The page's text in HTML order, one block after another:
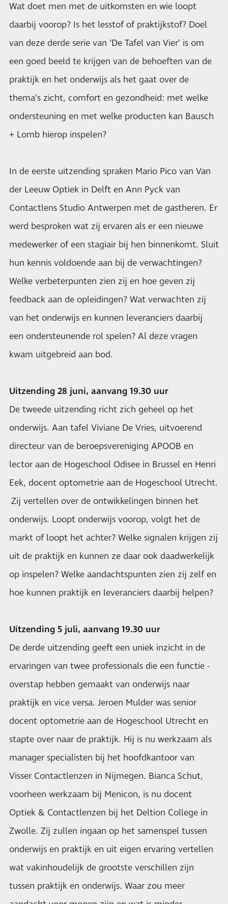
Wat doet men met de uitkomsten en wie loopt
daarbij voorop? Is het lesstof of praktijkstof? Doel
van deze derde serie van ‘De Tafel van Vier’ is om
een goed beeld te krijgen van de behoeften van de
praktijk en het onderwijs als het gaat over de
thema’s zicht, comfort en gezondheid: met welke
ondersteuning en met welke producten kan Bausch
+ Lomb hierop inspelen?
In de eerste uitzending spraken Mario Pico van Van
der Leeuw Optiek in Delft en Ann Pyck van
Contactlens Studio Antwerpen met de gastheren. Er
werd besproken wat zij ervaren als er een nieuwe
medewerker of een stagiair bij hen binnenkomt. Sluit
hun kennis voldoende aan bij de verwachtingen?
Welke verbeterpunten zien zij en hoe geven zij
feedback aan de opleidingen? Wat verwachten zij
van het onderwijs en kunnen leveranciers daarbij
een ondersteunende rol spelen? Al deze vragen
kwam uitgebreid aan bod.
Uitzending 28 juni, aanvang 19.30 uur
De tweede uitzending richt zich geheel op het
onderwijs. Aan tafel Viviane De Vries, uitvoerend
directeur van de beroepsvereniging APOOB en
lector aan de Hogeschool Odisee in Brussel en Henri
Eek, docent optometrie aan de Hogeschool Utrecht.
Zij vertellen over de ontwikkelingen binnen het
onderwijs. Loopt onderwijs voorop, volgt het de
markt of loopt het achter? Welke signalen krijgen zij
uit de praktijk en kunnen ze daar ook daadwerkelijk
op inspelen? Welke aandachtspunten zien zij zelf en
hoe kunnen praktijk en leveranciers daarbij helpen?
Uitzending 5 juli, aanvang 19.30 uur
De derde uitzending geeft een uniek inzicht in de
ervaringen van twee professionals die een functie -
overstap hebben gemaakt van onderwijs naar
praktijk en vice versa. Jeroen Mulder was senior
docent optometrie aan de Hogeschool Utrecht en
stapte over naar de praktijk. Hij is nu werkzaam als
manager specialisten bij het hoofdkantoor van
Visser Contactlenzen in Nijmegen. Bianca Schut,
voorheen werkzaam bij Menicon, is nu docent
Optiek & Contactlenzen bij het Deltion College in
Zwolle. Zij zullen ingaan op het samenspel tussen
onderwijs en praktijk en uit eigen ervaring vertellen
wat vakinhoudelijk de grootste verschillen zijn
tussen praktijk en onderwijs. Waar zou meer